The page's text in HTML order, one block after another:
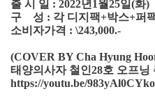
출 시 일 : 2022년1월25일(화)
구 성 : 각 디지팩+박스+퍼
소비자가격 : \243,000.-
(COVER BY Cha Hyung
태양의사자 철인28호 오프닝
https://youtu.be/983yAl0CYko